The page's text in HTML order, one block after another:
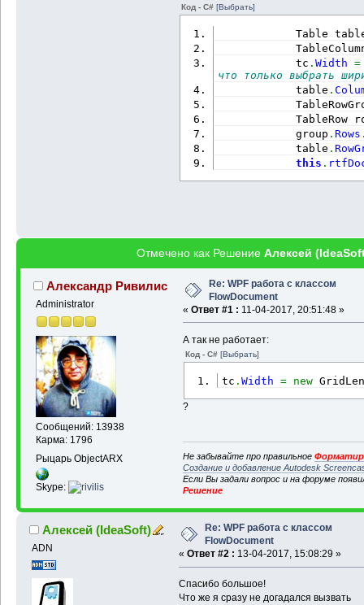
Код - C# [Выбрать]
Table
tc .Width =
что только выбрать
table .
TableRow
group .Rows
table .
this .
Отмечено как Решение Алексей
Александр Ривилис
Administrator
Сообщений: 13938
Карма: 1796
Рыцарь ObjectARX
Skype:
Re: WPF работа с классом
FlowDocument
« Ответ #1 : 11-04-2017, 20:51:48 »
А так не работает:
Код - C# [Выбрать]
tc .Width = new
?
Не забывайте про правильное
Создание и добавление Autodesk
Если Вы задали вопрос и на форуме
Решение
Алексей (IdeaSoft)
ADN
Re: WPF работа с классом
FlowDocument
« Ответ #2 : 13-04-2017, 15:08:29 »
Спасибо большое!
Что же я сразу не догадался вызвать